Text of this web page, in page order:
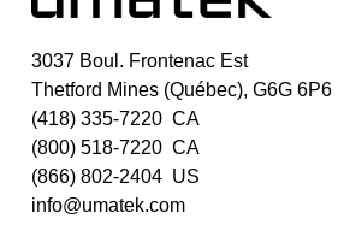
3037 Boul. Frontenac Est
Thetford Mines (Québec), G6G 6P6
(418) 335-7220 CA
(800) 518-7220 CA
(866) 802-2404 US
info@umatek.com